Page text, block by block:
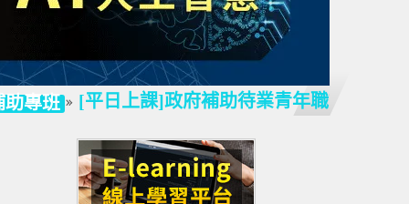
[平日上課]政府補助待業青年職訓